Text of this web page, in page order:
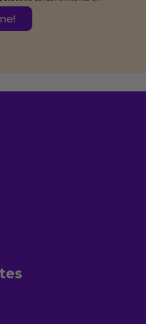
Podrás ejercer tus